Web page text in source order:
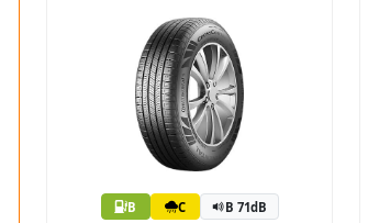
B C B 71dB